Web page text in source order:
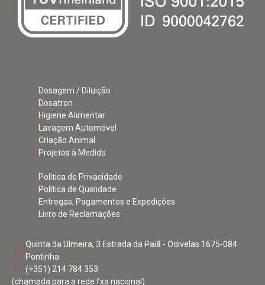
Dosagem / Diluição
Dosatron
Higiene Alimentar
Lavagem Automóvel
Criação Animal
Projetos à Medida
Política de Privacidade
Política de Qualidade
Entregas, Pagamentos e Expedições
Livro de Reclamações
Quinta da Ulmeira, 3 Estrada da Paiã - Odivelas 1675-084
Pontinha
(+351) 214 784 353
(chamada para a rede fxa nacional)